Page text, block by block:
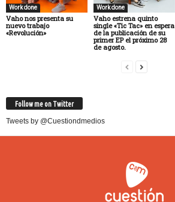
Work done
Vaho nos presenta su
nuevo trabajo
«Revolución»
Work done
Vaho estrena quinto
single «Tic Tac» en espera
de la publicación de su
primer EP el próximo 28
de agosto.
Follow me on Twitter
Tweets by @Cuestiondmedios